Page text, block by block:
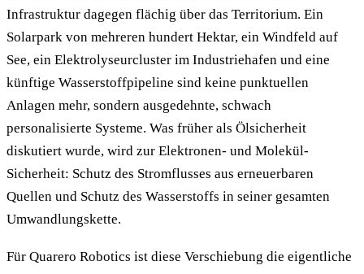
Infrastruktur dagegen flächig über das Territorium. Ein
Solarpark von mehreren hundert Hektar, ein Windfeld auf
See, ein Elektrolyseurcluster im Industriehafen und eine
künftige Wasserstoffpipeline sind keine punktuellen
Anlagen mehr, sondern ausgedehnte, schwach
personalisierte Systeme. Was früher als Ölsicherheit
diskutiert wurde, wird zur Elektronen- und Molekül-
Sicherheit: Schutz des Stromflusses aus erneuerbaren
Quellen und Schutz des Wasserstoffs in seiner gesamten
Umwandlungskette.
Für Quarero Robotics ist diese Verschiebung die eigentliche